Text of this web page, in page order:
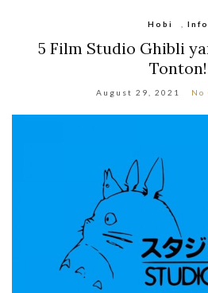
Hobi Info
5 Film Studio Ghibli
Tonton!
August 29, 2021 No